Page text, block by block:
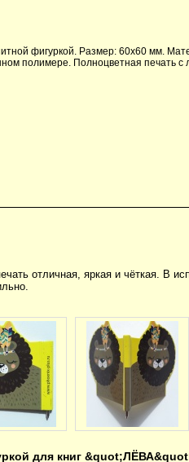
фигуркой. Размер: 60х60 мм.
полимере. Полноцветная печать с
отличная, яркая и чёткая. В
для книг